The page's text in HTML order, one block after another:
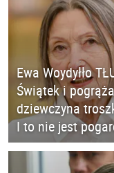
Ewa Woydyłło
Świątek i
dziewczyna
I to nie jest